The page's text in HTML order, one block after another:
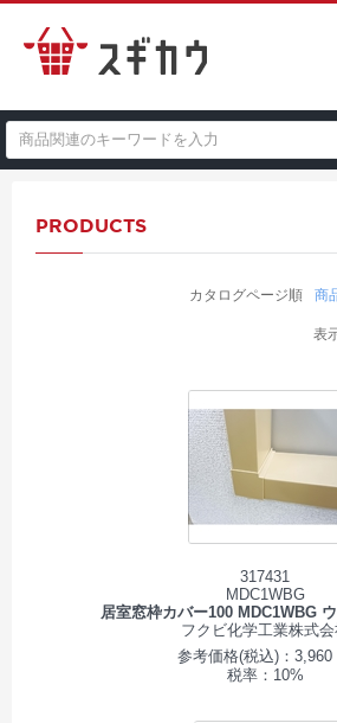
PRODUCTS
カタログページ順 商
表
317431
MDC1WBG
居室窓枠カバー100 MDC1WBG
フクビ化学工業株式会
参考価格(税込)：3,960
税率：10%